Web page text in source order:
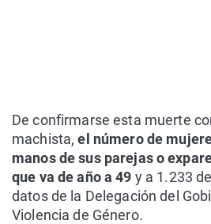
De confirmarse esta muerte
machista, el número de
manos de sus parejas o
que va de año a 49 y a 1.233
datos de la Delegación del
Violencia de Género.